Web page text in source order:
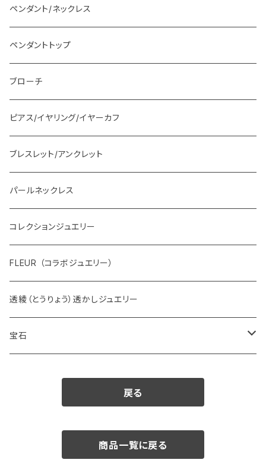
ペンダント/ネックレス
ペンダントトップ
ブローチ
ピアス/イヤリング/イヤーカフ
ブレスレット/アンクレット
パールネックレス
コレクションジュエリー
FLEUR （コラボジュエリー）
透綾（とうりょう）透かしジュエリー
宝石
カラーストーン
戻る
商品一覧に戻る